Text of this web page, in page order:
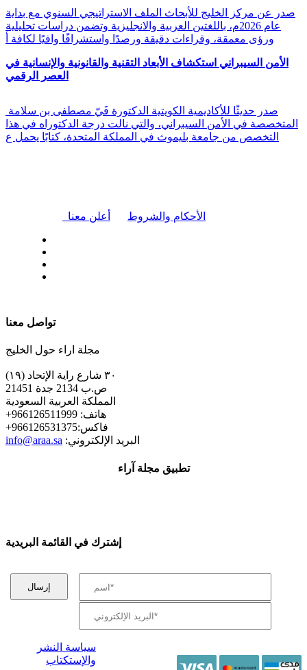
صدر عن مركز الخليج للأبحاث الملف الاستراتيجي السنوي مع بداية
عام 2026م، باللغتين العربية والانجليزية وتضمن دراسات تحليلية
ورؤى معمقة، وقراءات دقيقة ورصدًا واستشرافًا وافيًا لكافة أ
الأمن السيبراني استكشاف الأبعاد التقنية والقانونية والإنسانية في
العصر الرقمي
المتخصصة في الأمن السيبراني، والتي نالت درجة الدكتوراه في هذا
التخصص من جامعة بليموث في المملكة المتحدة، كتابًا يحمل ع
أعلن معنا الأحكام والشروط
تواصل معنا
مجلة اراء حول الخليج
٣٠ شارع راية الإتحاد (١٩)
ص.ب 2134 جدة 21451
المملكة العربية السعودية
+هاتف: 966126511999
+فاكس:966126531375
info@araa.sa :البريد الإلكتروني
تطبيق مجلة آراء
إشترك في القائمة البريدية
سياسة النشر
والإستكتاب